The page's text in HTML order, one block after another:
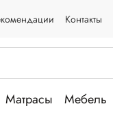
Контакты
Матрасы Мебель